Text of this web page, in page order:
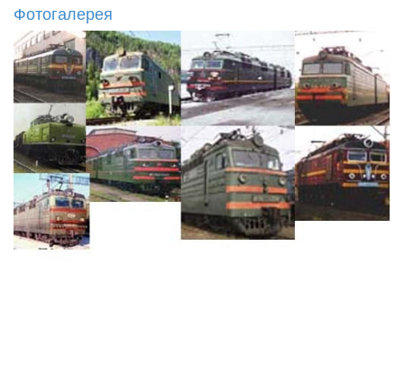
Фотогалерея